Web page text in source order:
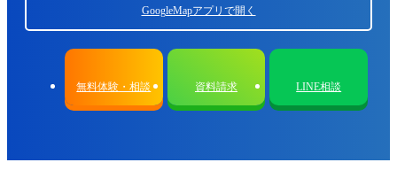
GoogleMapアプリで開く
無料体験・相談 資料請求 LINE相談